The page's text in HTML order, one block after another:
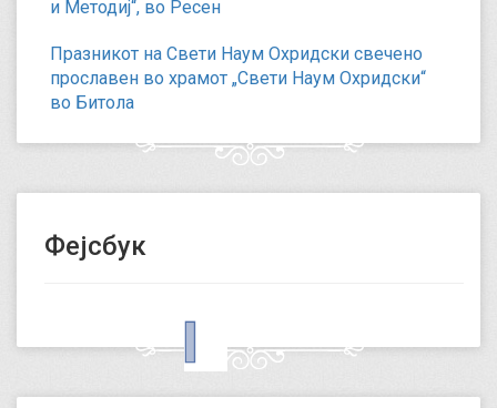
и Методиј“, во Ресен
Празникот на Свети Наум Охридски свечено
прославен во храмот „Свети Наум Охридски“
во Битола
Фејсбук